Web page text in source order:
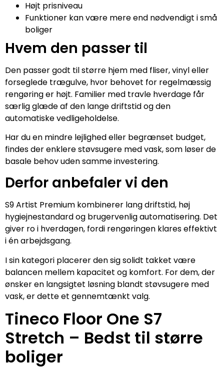
Højt prisniveau
Funktioner kan være mere end nødvendigt i små
boliger
Hvem den passer til
Den passer godt til større hjem med fliser, vinyl eller
forseglede trægulve, hvor behovet for regelmæssig
rengøring er højt. Familier med travle hverdage får
særlig glæde af den lange driftstid og den
automatiske vedligeholdelse.
Har du en mindre lejlighed eller begrænset budget,
findes der enklere støvsugere med vask, som løser de
basale behov uden samme investering.
Derfor anbefaler vi den
S9 Artist Premium kombinerer lang driftstid, høj
hygiejnestandard og brugervenlig automatisering. Det
giver ro i hverdagen, fordi rengøringen klares effektivt
i én arbejdsgang.
I sin kategori placerer den sig solidt takket være
balancen mellem kapacitet og komfort. For dem, der
ønsker en langsigtet løsning blandt støvsugere med
vask, er dette et gennemtænkt valg.
Tineco Floor One S7
Stretch – Bedst til større
boliger